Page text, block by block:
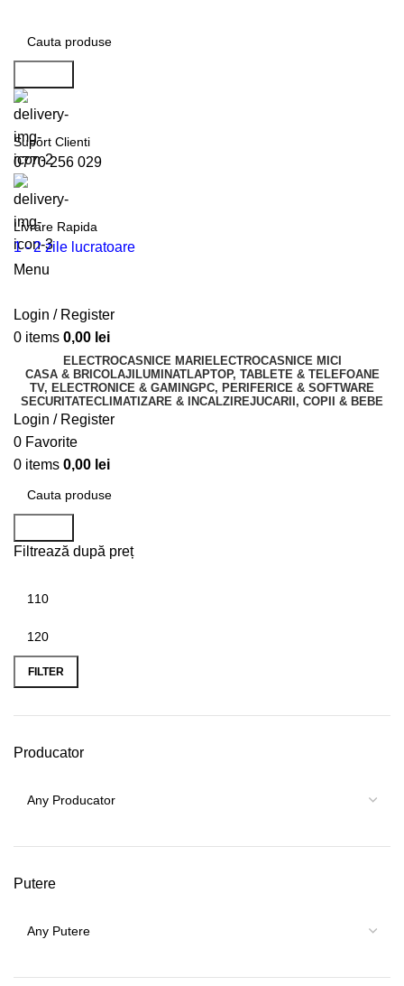
Suport Clienti
0770 256 029
Livrare Rapida
1 - 2 zile lucratoare
Menu
Login / Register
0 items 0,00 lei
ELECTROCASNICE MARI ELECTROCASNICE MICI
CASA & BRICOLAJILUMINATLAPTOP, TABLETE & TELEFOANE
TV, ELECTRONICE & GAMINGPC, PERIFERICE & SOFTWARE
SECURITATECLIMATIZARE & INCALZIREJUCARII, COPII & BEBE
Login / Register
0 Favorite
0 items 0,00 lei
Filtrează după preț
FILTER
Producator
Putere